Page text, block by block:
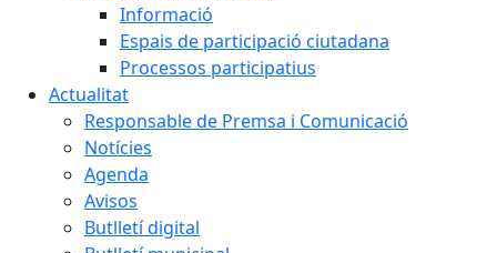
Informació
Espais de participació ciutadana
Processos participatius
Actualitat
Responsable de Premsa i Comunicació
Notícies
Agenda
Avisos
Butlletí digital